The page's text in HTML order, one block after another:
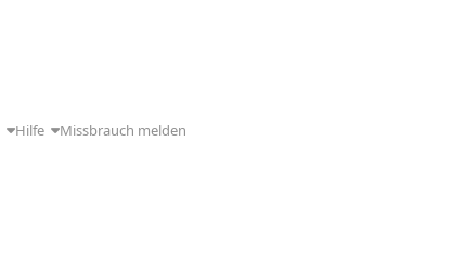
Hilfe Missbrauch melden